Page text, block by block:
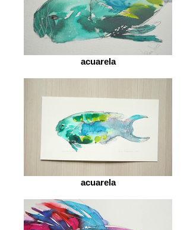
acuarela
acuarela